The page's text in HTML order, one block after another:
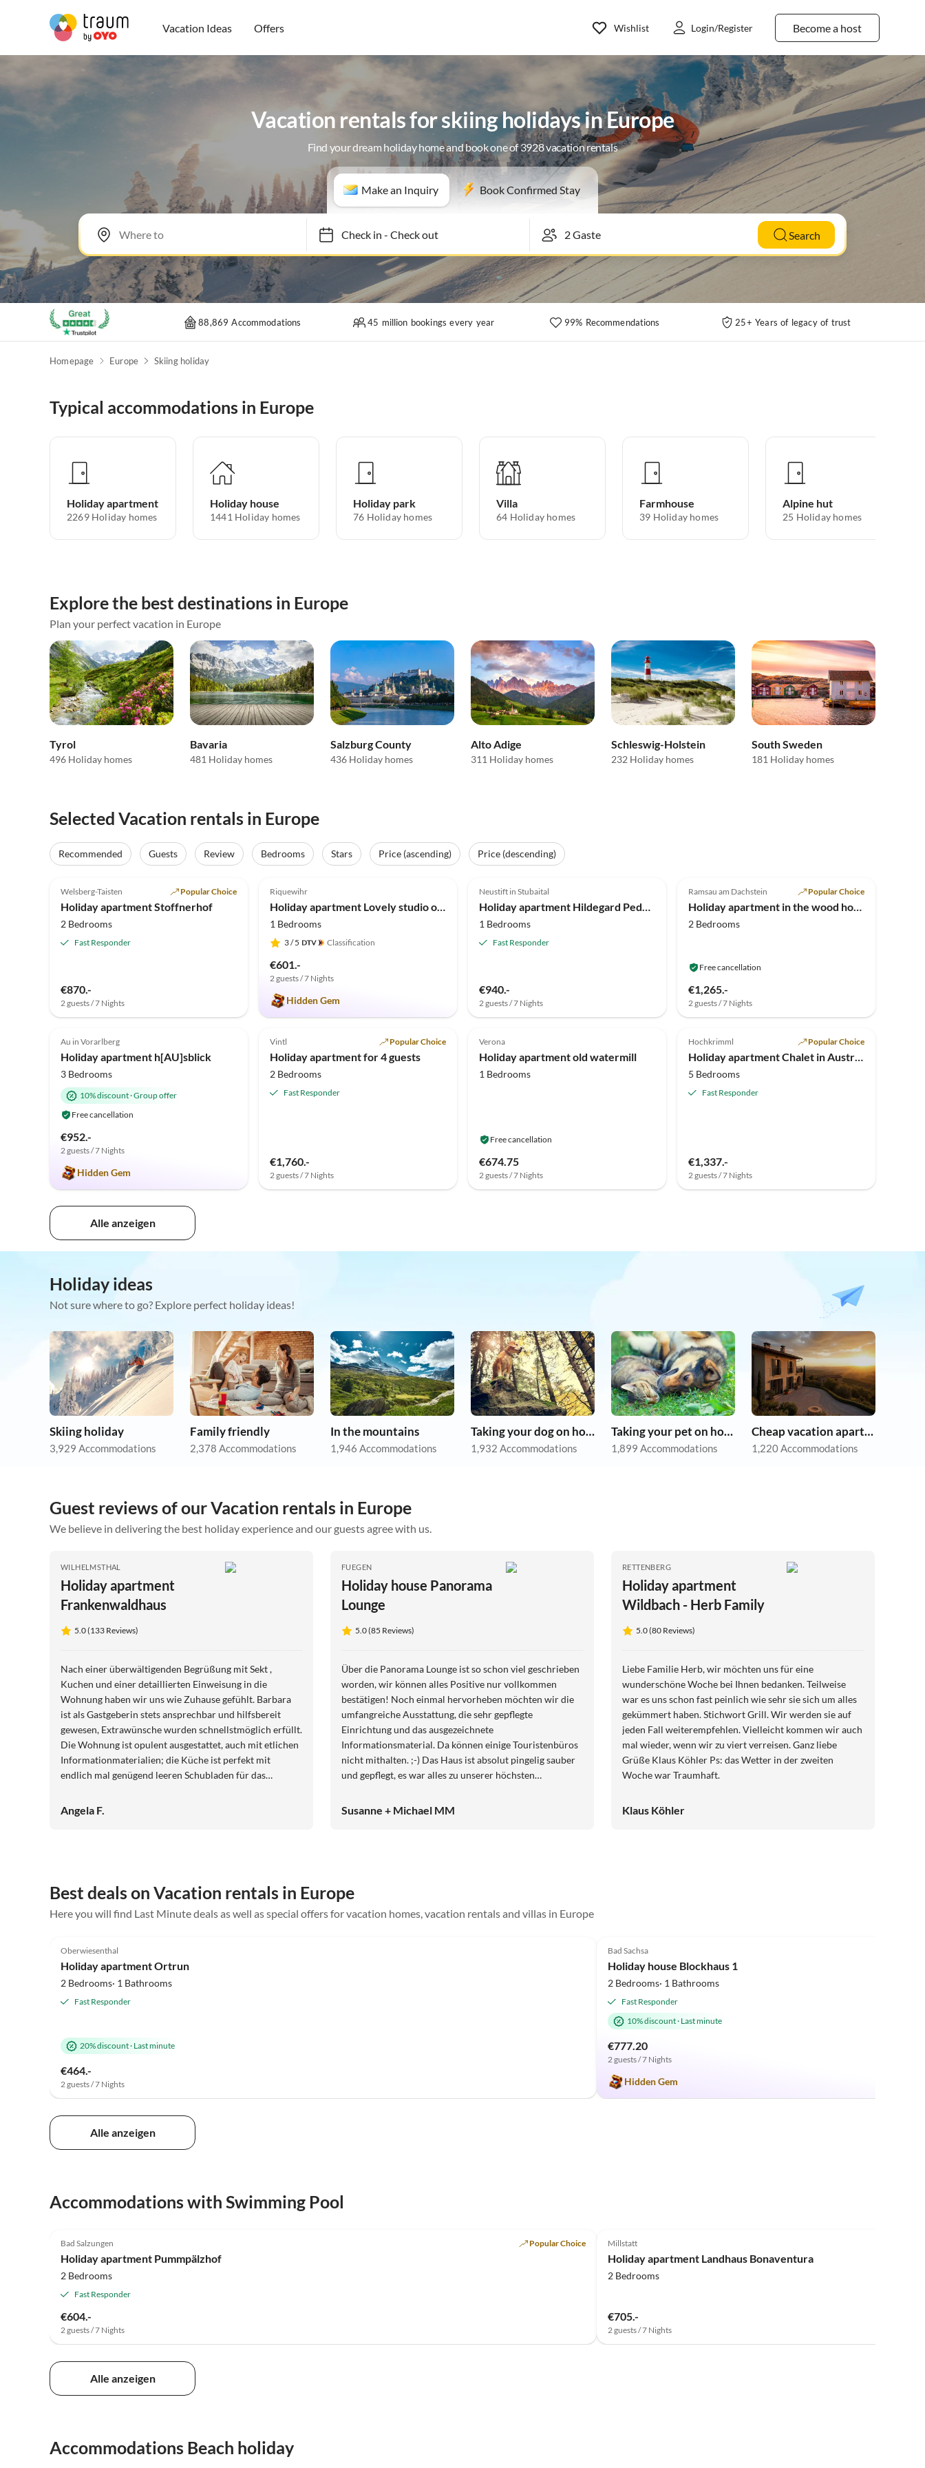
Vacation Ideas Offers Become a host
Wishlist Login/Register
Vacation rentals for skiing holidays in Europe
Find your dream holiday home and book one of 3928 vacation rentals
Make an Inquiry Book Confirmed Stay
Check in- Check out Search
88,869 Accommodations 45 million bookings every year 99% Recommendations 25+ Years of legacy of trust
Homepage Europe Skiing holiday
Typical accommodations in Europe
Holiday apartment
2269 Holiday homes
Holiday house
1441 Holiday homes
Holiday park
76 Holiday homes
Villa
64 Holiday homes
Farmhouse
39 Holiday homes
Alpine hut
25 Holiday homes
Explore the best destinations in Europe
Plan your perfect vacation in Europe
Tyrol
496 Holiday homes
Bavaria
481 Holiday homes
Salzburg County
436 Holiday homes
Alto Adige
311 Holiday homes
Schleswig-Holstein
232 Holiday homes
South Sweden
181 Holiday homes
Selected Vacation rentals in Europe
Recommended Guests Review Bedrooms Stars Price (ascending) Price (descending)
Top-Listing
Welsberg-Taisten Popular Choice
Holiday apartment Stoffnerhof
2 Bedrooms
Fast Responder
€870.-
2 guests / 7 Nights
Top-Listing
Riquewihr
Holiday apartment Lovely studio on the medieval city wall
1 Bedrooms
3/ 5 Classification
€601.-
2 guests / 7 Nights
Hidden Gem
Neustift in Stubaital
Holiday apartment Hildegard Pedevilla
1 Bedrooms
Fast Responder
€940.-
2 guests / 7 Nights
Ramsau am Dachstein Popular Choice
Holiday apartment in the wood house "Heimat"
2 Bedrooms
Free cancellation
€1,265.-
2 guests / 7 Nights
Top-Listing
5.0 (1)
Au in Vorarlberg
Holiday apartment h[AU]sblick
3 Bedrooms
10% discount·Group offer
Free cancellation
€952.-
2 guests / 7 Nights
Hidden Gem
Family Haven
Top-Listing
4.3 (1)
Vintl Popular Choice
Holiday apartment for 4 guests
2 Bedrooms
Fast Responder
€1,760.-
2 guests / 7 Nights
Top-Listing
Verona
Holiday apartment old watermill
1 Bedrooms
Free cancellation
€674.75
2 guests / 7 Nights
Top-Listing
Hochkrimml Popular Choice
Holiday apartment Chalet in Austria for 14 person
5 Bedrooms
Fast Responder
€1,337.-
2 guests / 7 Nights
Alle anzeigen
Holiday ideas
Not sure where to go? Explore perfect holiday ideas!
Skiing holiday
3,929 Accommodations
Family friendly
2,378 Accommodations
In the mountains
1,946 Accommodations
Taking your dog on holiday
1,932 Accommodations
Taking your pet on holiday
1,899 Accommodations
Cheap vacation apartments
1,220 Accommodations
Guest reviews of our Vacation rentals in Europe
We believe in delivering the best holiday experience and our guests agree with us.
WILHELMSTHAL
Holiday apartment
Frankenwaldhaus
5.0 (133 Reviews)
Nach einer überwältigenden Begrüßung mit Sekt ,
Kuchen und einer detaillierten Einweisung in die
Wohnung haben wir uns wie Zuhause gefühlt. Barbara
ist als Gastgeberin stets ansprechbar und hilfsbereit
gewesen, Extrawünsche wurden schnellstmöglich erfüllt.
Die Wohnung ist opulent ausgestattet, auch mit etlichen
Informationmaterialien; die Küche ist perfekt mit
endlich mal genügend leeren Schubladen für das
gemütlich eingerichtet im Laura-Ashley-Cottage-Stil; wir
haben wunderbar in dem Bett geschlafen.
Angela F.
FUEGEN
Holiday house Panorama
Lounge
5.0 (85 Reviews)
Über die Panorama Lounge ist so schon viel geschrieben
worden, wir können alles Positive nur vollkommen
bestätigen! Noch einmal hervorheben möchten wir die
umfangreiche Ausstattung, die sehr gepflegte
Einrichtung und das ausgezeichnete
Informationsmaterial. Da können einige Touristenbüros
nicht mithalten. ;-) Das Haus ist absolut pingelig sauber
und gepflegt, es war alles zu unserer höchsten
sehr hilfsbereit und immer sofort erreichbar. Einfach
außergewöhnliche Gastfreundschaft.
Susanne + Michael MM
RETTENBERG
Holiday apartment
Wildbach - Herb Family
5.0 (80 Reviews)
Liebe Familie Herb, wir möchten uns für eine
wunderschöne Woche bei Ihnen bedanken. Teilweise
war es uns schon fast peinlich wie sehr sie sich um alles
gekümmert haben. Stichwort Grill. Wir werden sie auf
jeden Fall weiterempfehlen. Vielleicht kommen wir auch
mal wieder, wenn wir zu viert verreisen. Ganz liebe
Grüße Klaus Köhler Ps: das Wetter in der zweiten
Woche war Traumhaft.
Klaus Köhler
Best deals on Vacation rentals in Europe
Here you will find Last Minute deals as well as special offers for vacation homes, vacation rentals and villas in Europe
Oberwiesenthal
Holiday apartment Ortrun
2 Bedrooms· 1 Bathrooms
Fast Responder
20% discount· Last minute
€464.-
2 guests / 7 Nights
Bad Sachsa
Holiday house Blockhaus 1
2 Bedrooms· 1 Bathrooms
Fast Responder
10% discount· Last minute
€777.20
2 guests / 7 Nights
Hidden Gem
Alle anzeigen
Accommodations with Swimming Pool
Super Host
Bad Salzungen Popular Choice
Holiday apartment Pummpälzhof
2 Bedrooms
Fast Responder
€604.-
2 guests / 7 Nights
Millstatt
Holiday apartment Landhaus Bonaventura
2 Bedrooms
€705.-
2 guests / 7 Nights
Alle anzeigen
Accommodations Beach holiday